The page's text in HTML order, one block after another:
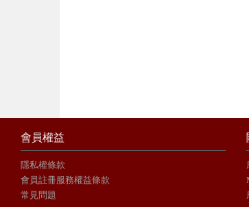
會員權益
隱私權條款
會員註冊服務權益條款
常見問題